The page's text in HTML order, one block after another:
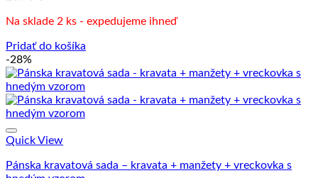
Na sklade 2 ks - expedujeme ihneď
Pridať do košíka
-28%
Quick View
Pánska kravatová sada – kravata + manžety + vreckovka s